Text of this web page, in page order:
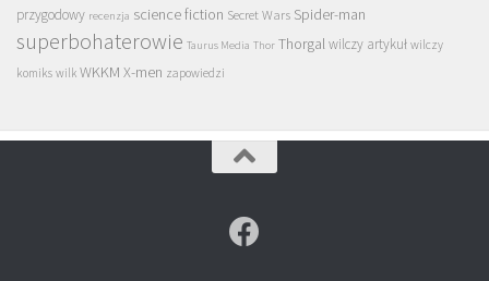
przygodowy recenzja science fiction Secret Wars Spider-man
superbohaterowie Taurus Media Thor Thorgalwilczy artykuł wilczy
komiks wilk WKKM X-men zapowiedzi